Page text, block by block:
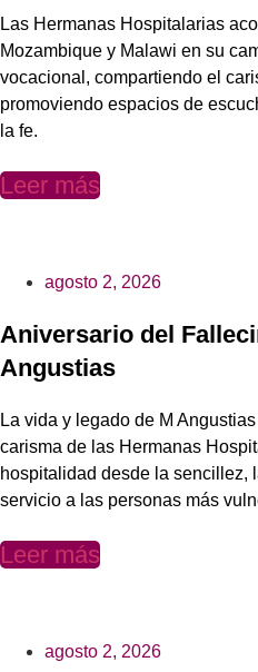
Las Hermanas Hospitalarias
Mozambique y Malawi en su
vocacional, compartiendo el
promoviendo espacios de
la fe.
Leer más
agosto 2, 2026
Aniversario del
Angustias
La vida y legado de M
carisma de las Hermanas
hospitalidad desde la sencillez,
servicio a las personas más
Leer más
agosto 2, 2026